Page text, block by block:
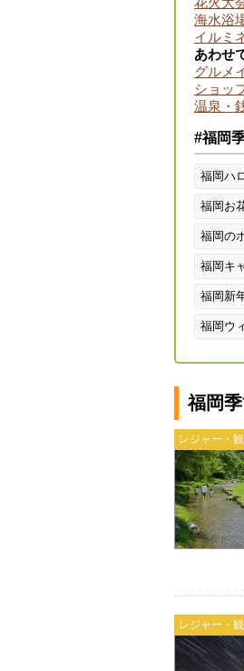
海水浴
イルミ
あわせ
グルメ
ショッ
温泉・
#福岡
福岡ハ
福岡お
福岡の
福岡キ
福岡新
福岡ウ
福岡
レジャー・
レジャー・